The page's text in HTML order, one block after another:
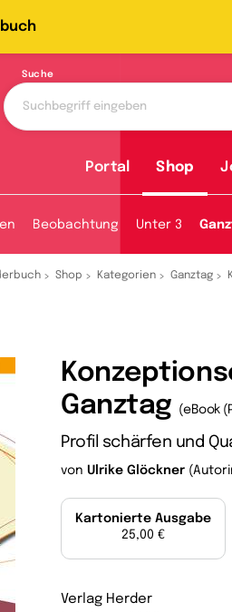
Suche
Portal Shop
Beobachtung Unter 3
Shop Kategorien Ganztag
Ganztag
(eBook
Profil schärfen und
von Ulrike Glöckner
Kartonierte Ausgabe
25,00 €
Verlag Herder